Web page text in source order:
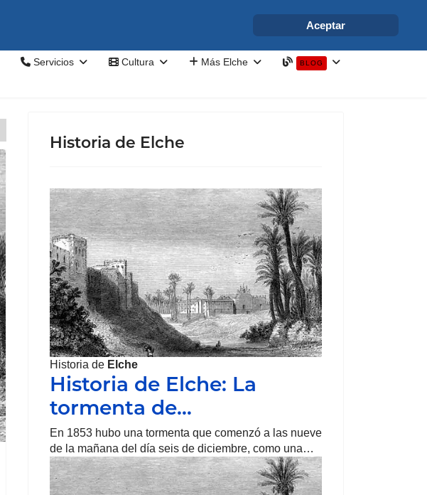
info@elchesemueve.com
Servicios Cultura Más Elche BLOG
Historia de Elche
Historia de Elche
Historia de Elche: La
tormenta de…
En 1853 hubo una tormenta que comenzó a las nueve
de la mañana del día seis de diciembre, como una…
Aceptar